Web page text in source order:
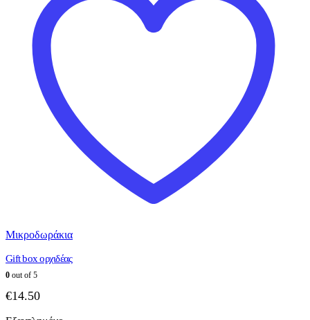
Μικροδωράκια
Gift box ορχιδέας
0 out of 5
€14.50